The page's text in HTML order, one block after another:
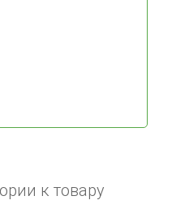
к товару